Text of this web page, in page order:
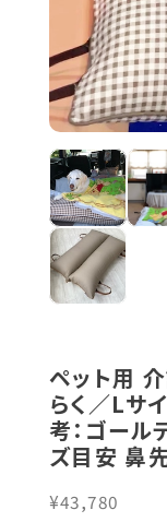
ペット用 介
らく／Lサ
考：ゴール
ズ目安 鼻
¥43,780